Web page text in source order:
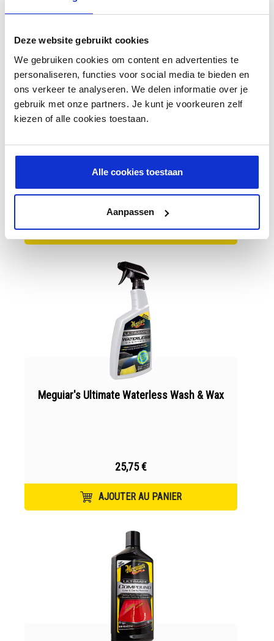
Deze website gebruikt cookies
We gebruiken cookies om content en advertenties te
personaliseren, functies voor social media te bieden en
ons verkeer te analyseren. We delen informatie over je
gebruik met onze partners. Je kunt je voorkeuren zelf
kiezen of alle cookies toestaan.
Alle cookies toestaan
Aanpassen
AJOUTER AU PANIER
Meguiar's Ultimate Waterless Wash & Wax
25,75 €
AJOUTER AU PANIER